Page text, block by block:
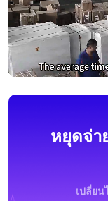
หยุดจ่า
เปลี่ยน